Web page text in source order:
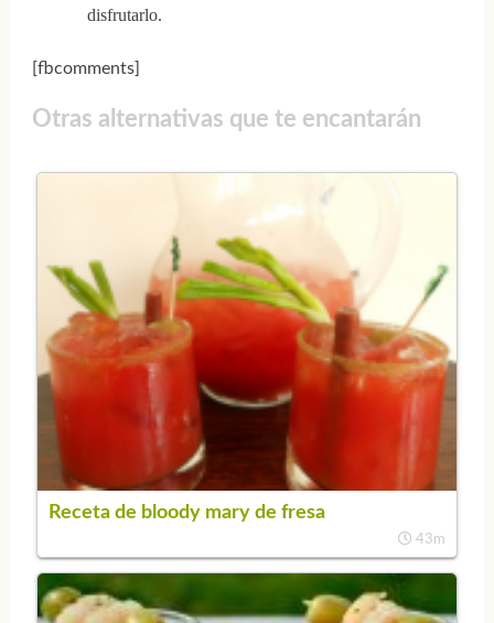
disfrutarlo.
[fbcomments]
Otras alternativas que te encantarán
Receta de bloody mary de fresa
43m